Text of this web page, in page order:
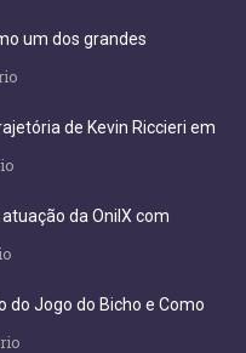
um dos grandes
de Kevin Riccieri em
da OnilX com
do Jogo do Bicho e Como